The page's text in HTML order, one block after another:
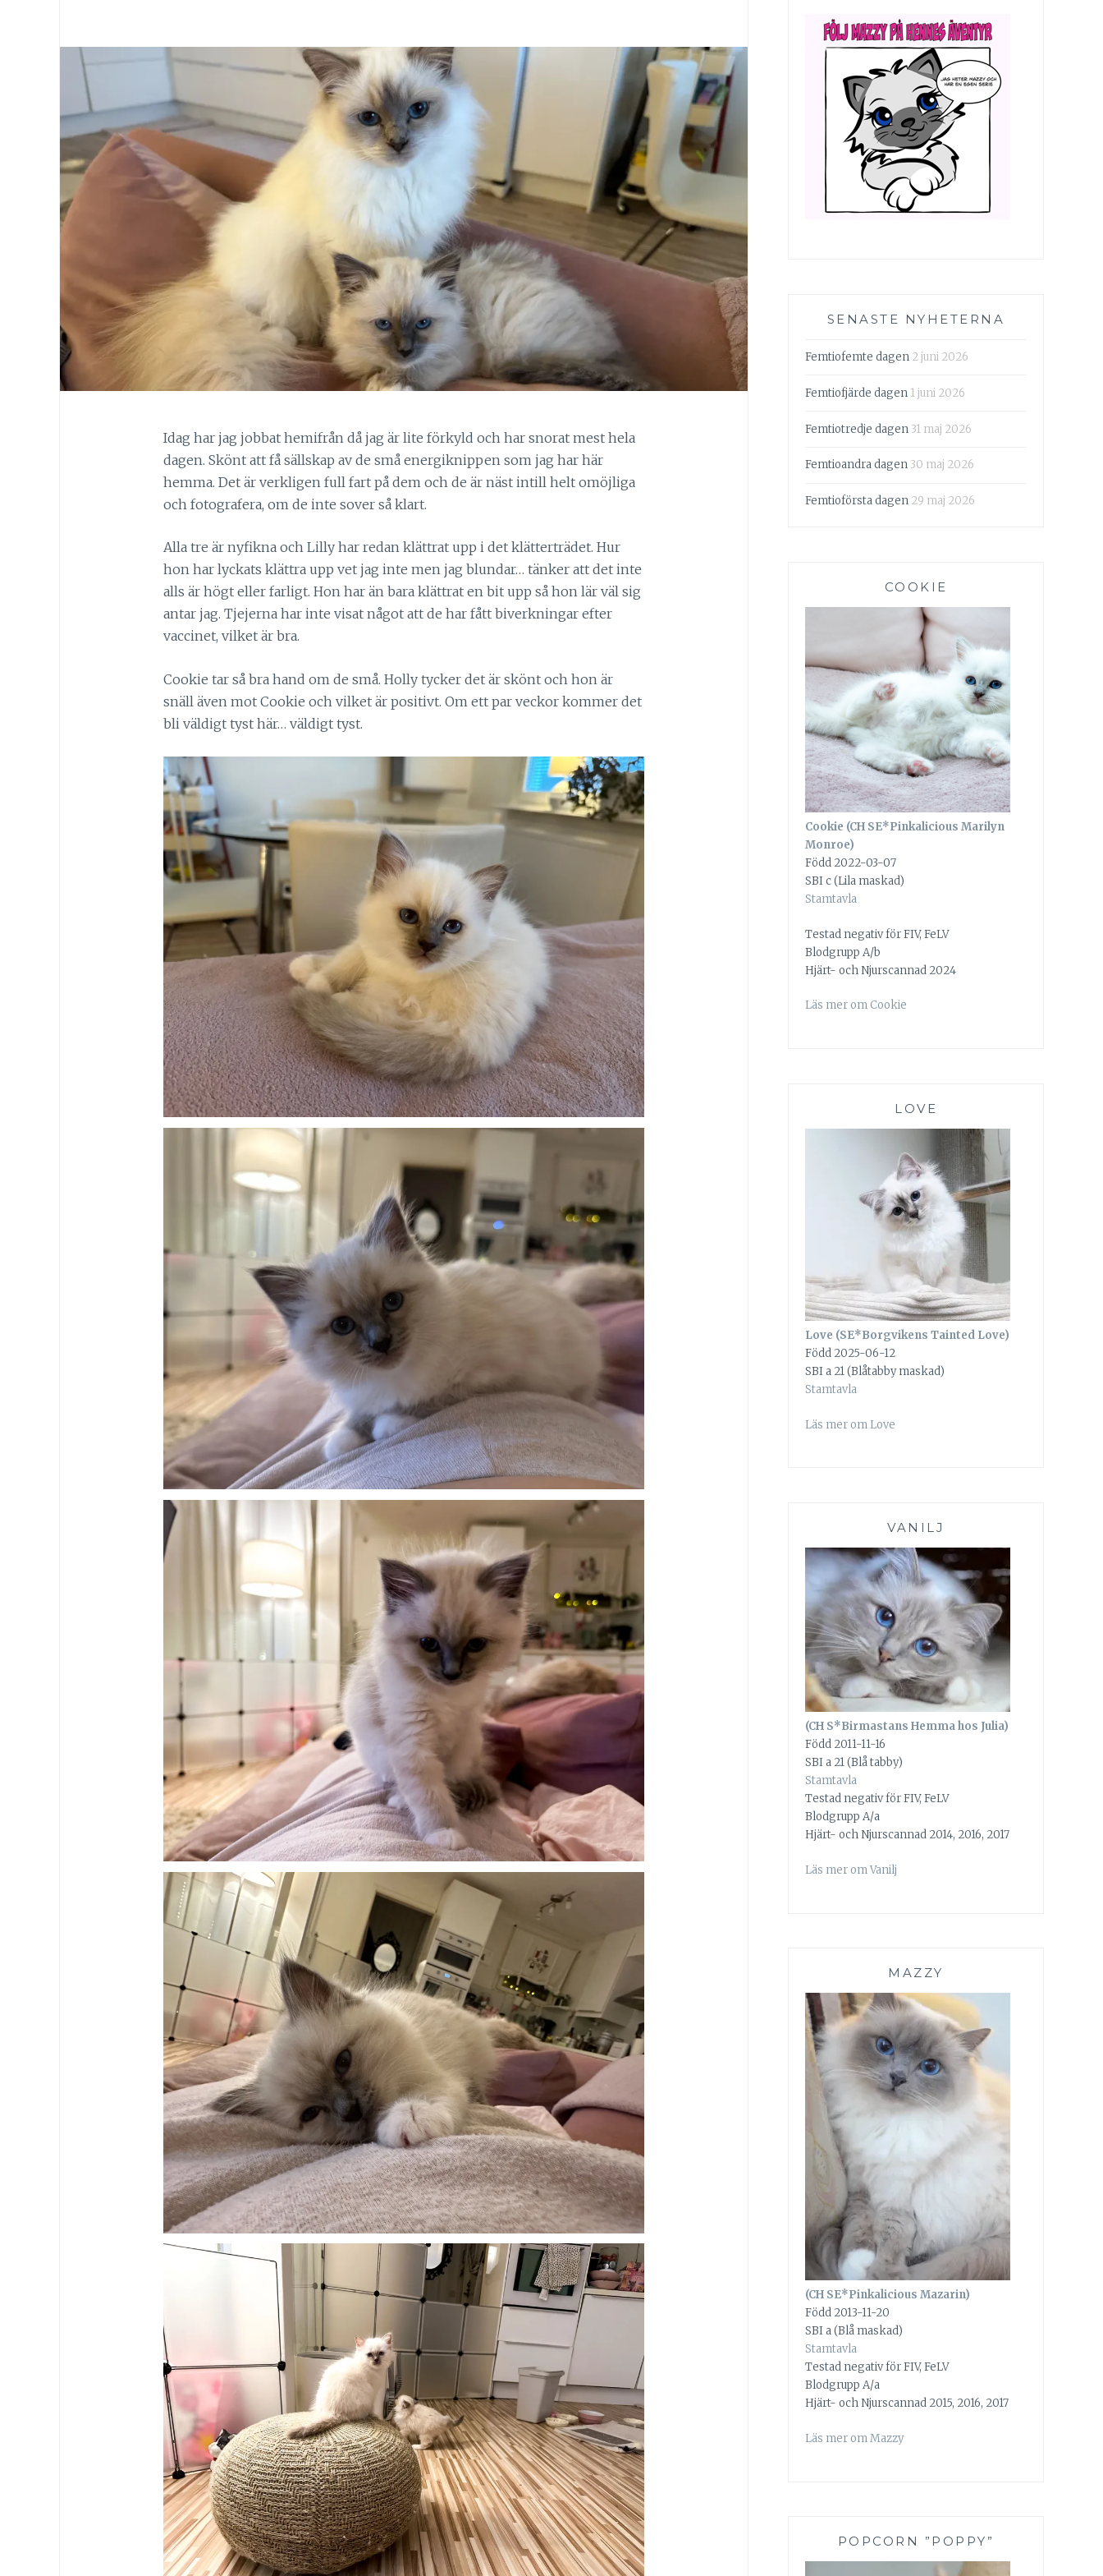
Idag har jag jobbat hemifrån då jag är lite förkyld och har snorat mest hela
dagen. Skönt att få sällskap av de små energiknippen som jag har här
hemma. Det är verkligen full fart på dem och de är näst intill helt omöjliga
och fotografera, om de inte sover så klart.
Alla tre är nyfikna och Lilly har redan klättrat upp i det klätterträdet. Hur
hon har lyckats klättra upp vet jag inte men jag blundar… tänker att det inte
alls är högt eller farligt. Hon har än bara klättrat en bit upp så hon lär väl sig
antar jag. Tjejerna har inte visat något att de har fått biverkningar efter
vaccinet, vilket är bra.
Cookie tar så bra hand om de små. Holly tycker det är skönt och hon är
snäll även mot Cookie och vilket är positivt. Om ett par veckor kommer det
bli väldigt tyst här… väldigt tyst.
SENASTE NYHETERNA
Femtiofemte dagen 2 juni 2026
Femtiofjärde dagen 1 juni 2026
Femtiotredje dagen 31 maj 2026
Femtioandra dagen 30 maj 2026
Femtioförsta dagen 29 maj 2026
COOKIE
Cookie (CH SE*Pinkalicious Marilyn
Monroe)
Född 2022-03-07
SBI c (Lila maskad)
Stamtavla
Testad negativ för FIV, FeLV
Blodgrupp A/b
Hjärt- och Njurscannad 2024
Läs mer om Cookie
LOVE
Love (SE*Borgvikens Tainted Love)
Född 2025-06-12
SBI a 21 (Blåtabby maskad)
Stamtavla
Läs mer om Love
VANILJ
(CH S*Birmastans Hemma hos Julia)
Född 2011-11-16
SBI a 21 (Blå tabby)
Stamtavla
Testad negativ för FIV, FeLV
Blodgrupp A/a
Hjärt- och Njurscannad 2014, 2016, 2017
Läs mer om Vanilj
MAZZY
(CH SE*Pinkalicious Mazarin)
Född 2013-11-20
SBI a (Blå maskad)
Stamtavla
Testad negativ för FIV, FeLV
Blodgrupp A/a
Hjärt- och Njurscannad 2015, 2016, 2017
Läs mer om Mazzy
POPCORN ”POPPY”